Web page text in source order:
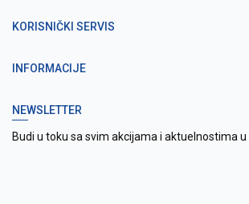
KORISNIČKI SERVIS
INFORMACIJE
NEWSLETTER
Budi u toku sa svim akcijama i aktuelnostima u